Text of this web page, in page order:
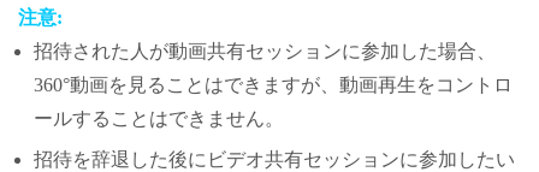
注意:
招待された人が動画共有セッションに参加した場合、
360°動画を見ることはできますが、動画再生をコントロ
ールすることはできません。
招待を辞退した後にビデオ共有セッションに参加したい